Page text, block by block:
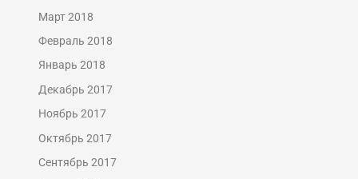
Март 2018
Февраль 2018
Январь 2018
Декабрь 2017
Ноябрь 2017
Октябрь 2017
Сентябрь 2017